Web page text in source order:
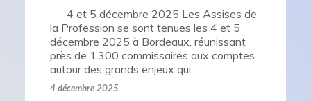
4 et 5 décembre 2025 Les Assises de
la Profession se sont tenues les 4 et 5
décembre 2025 à Bordeaux, réunissant
près de 1 300 commissaires aux comptes
autour des grands enjeux qui…
4 décembre 2025